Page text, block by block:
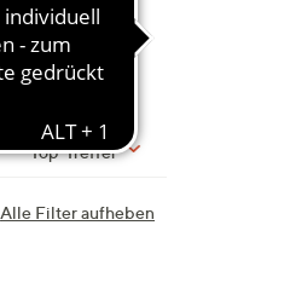
Top-Treffer
Alle Filter aufheben